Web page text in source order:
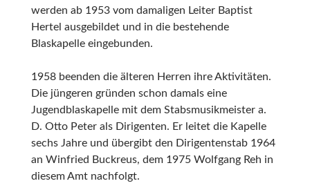
werden ab 1953 vom damaligen Leiter Baptist
Hertel ausgebildet und in die bestehende
Blaskapelle eingebunden.
1958 beenden die älteren Herren ihre Aktivitäten.
Die jüngeren gründen schon damals eine
Jugendblaskapelle mit dem Stabsmusikmeister a.
D. Otto Peter als Dirigenten. Er leitet die Kapelle
sechs Jahre und übergibt den Dirigentenstab 1964
an Winfried Buckreus, dem 1975 Wolfgang Reh in
diesem Amt nachfolgt.